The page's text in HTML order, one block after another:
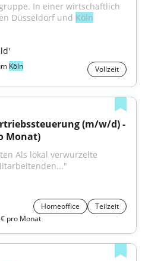
In einer wirtschaftlich
Düsseldorf und Köln
Köln Vollzeit
(m/w/d) -
Monat)
Homeoffice
Teilzeit
pro Monat